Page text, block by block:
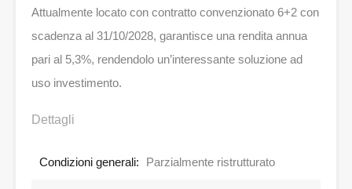
Attualmente locato con contratto convenzionato 6+2 con
scadenza al 31/10/2028, garantisce una rendita annua
pari al 5,3%, rendendolo un’interessante soluzione ad
uso investimento.
Dettagli
Condizioni generali: Parzialmente ristrutturato